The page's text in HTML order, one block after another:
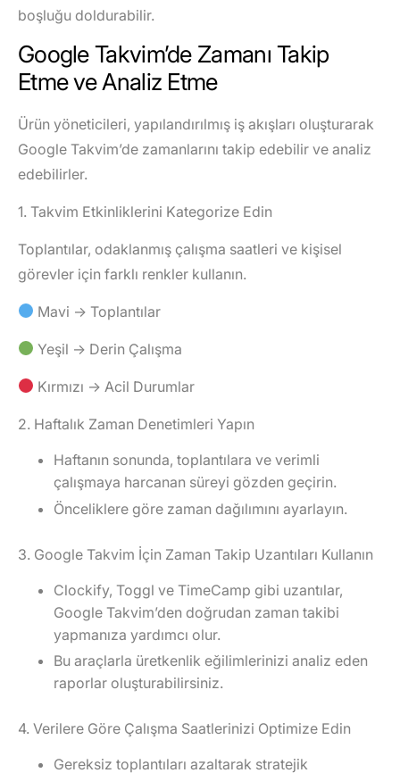
boşluğu doldurabilir.
Google Takvim’de Zamanı Takip
Etme ve Analiz Etme
Ürün yöneticileri, yapılandırılmış iş akışları oluşturarak
Google Takvim’de zamanlarını takip edebilir ve analiz
edebilirler.
1. Takvim Etkinliklerini Kategorize Edin
Toplantılar, odaklanmış çalışma saatleri ve kişisel
görevler için farklı renkler kullanın.
Mavi → Toplantılar
Yeşil → Derin Çalışma
Kırmızı → Acil Durumlar
2. Haftalık Zaman Denetimleri Yapın
Haftanın sonunda, toplantılara ve verimli
çalışmaya harcanan süreyi gözden geçirin.
Önceliklere göre zaman dağılımını ayarlayın.
3. Google Takvim İçin Zaman Takip Uzantıları Kullanın
Clockify, Toggl ve TimeCamp gibi uzantılar,
Google Takvim’den doğrudan zaman takibi
yapmanıza yardımcı olur.
Bu araçlarla üretkenlik eğilimlerinizi analiz eden
raporlar oluşturabilirsiniz.
4. Verilere Göre Çalışma Saatlerinizi Optimize Edin
Gereksiz toplantıları azaltarak stratejik